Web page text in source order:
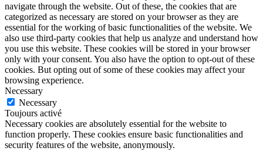
navigate through the website. Out of these, the cookies that are
categorized as necessary are stored on your browser as they are
essential for the working of basic functionalities of the website. We
also use third-party cookies that help us analyze and understand how
you use this website. These cookies will be stored in your browser
only with your consent. You also have the option to opt-out of these
cookies. But opting out of some of these cookies may affect your
browsing experience.
Necessary
Necessary
Toujours activé
Necessary cookies are absolutely essential for the website to
function properly. These cookies ensure basic functionalities and
security features of the website, anonymously.